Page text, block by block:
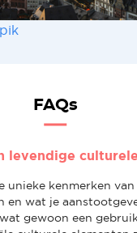
FAQs
levendige
unieke kenmerken
en wat je
gewoon een